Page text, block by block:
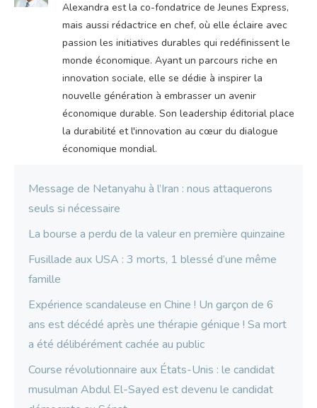
Alexandra est la co-fondatrice de Jeunes Express,
mais aussi rédactrice en chef, où elle éclaire avec
passion les initiatives durables qui redéfinissent le
monde économique. Ayant un parcours riche en
innovation sociale, elle se dédie à inspirer la
nouvelle génération à embrasser un avenir
économique durable. Son leadership éditorial place
la durabilité et l'innovation au cœur du dialogue
économique mondial.
Message de Netanyahu à l’Iran : nous attaquerons
seuls si nécessaire
La bourse a perdu de la valeur en première quinzaine
Fusillade aux USA : 3 morts, 1 blessé d’une même
famille
Expérience scandaleuse en Chine ! Un garçon de 6
ans est décédé après une thérapie génique ! Sa mort
a été délibérément cachée au public
Course révolutionnaire aux États-Unis : le candidat
musulman Abdul El-Sayed est devenu le candidat